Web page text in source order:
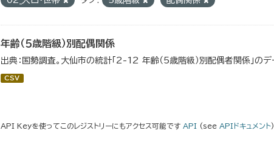
年齢（５歳階級）別配偶関係
出典：国勢調査。大仙市の統計「2-12 年齢（5歳階級）別配偶者関係」のデ
CSV
API Keyを使ってこのレジストリーにもアクセス可能です API (see APIドキュメント).